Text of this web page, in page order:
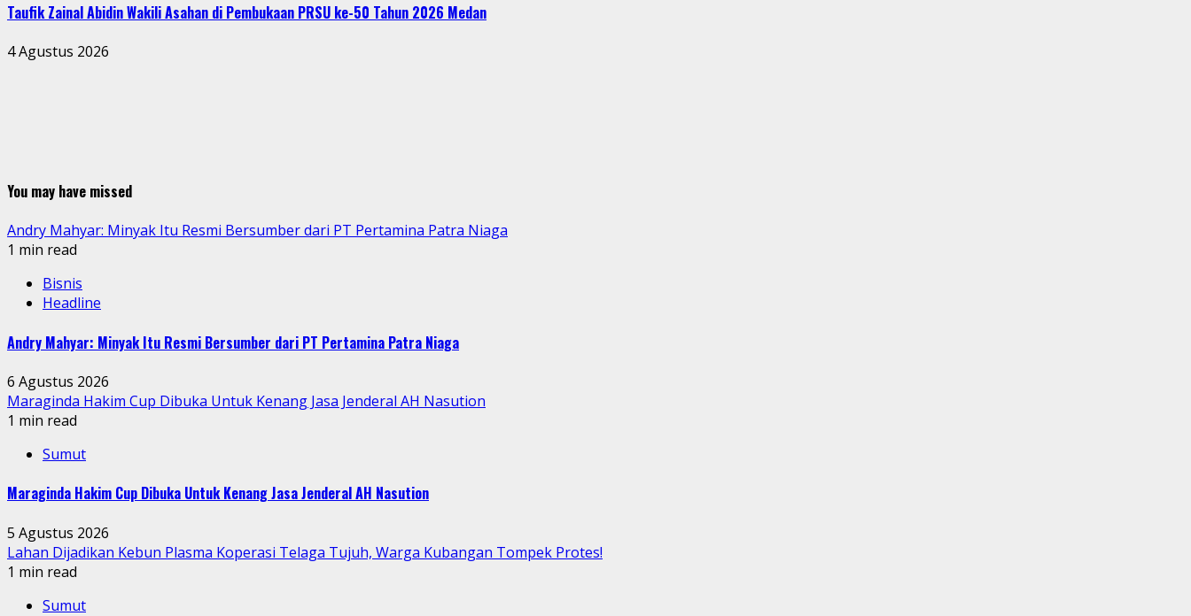
Taufik Zainal Abidin Wakili Asahan di Pembukaan PRSU ke-50 Tahun 2026 Medan
4 Agustus 2026
You may have missed
Andry Mahyar: Minyak Itu Resmi Bersumber dari PT Pertamina Patra Niaga
1 min read
Bisnis
Headline
Andry Mahyar: Minyak Itu Resmi Bersumber dari PT Pertamina Patra Niaga
6 Agustus 2026
Maraginda Hakim Cup Dibuka Untuk Kenang Jasa Jenderal AH Nasution
1 min read
Sumut
Maraginda Hakim Cup Dibuka Untuk Kenang Jasa Jenderal AH Nasution
5 Agustus 2026
Lahan Dijadikan Kebun Plasma Koperasi Telaga Tujuh, Warga Kubangan Tompek Protes!
1 min read
Sumut